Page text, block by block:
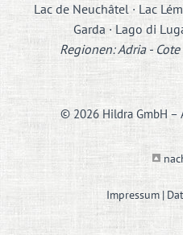
Lac de Neuchâtel · Lac
Garda · Lago di
Regionen: Adria -
© 2026 Hildra GmbH –
Impressum